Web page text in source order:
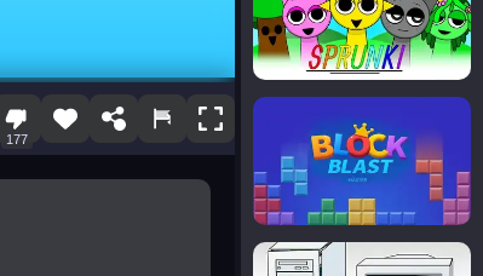
177
Blocky Blast!
smash it